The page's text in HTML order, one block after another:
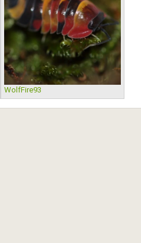
WolfFire93